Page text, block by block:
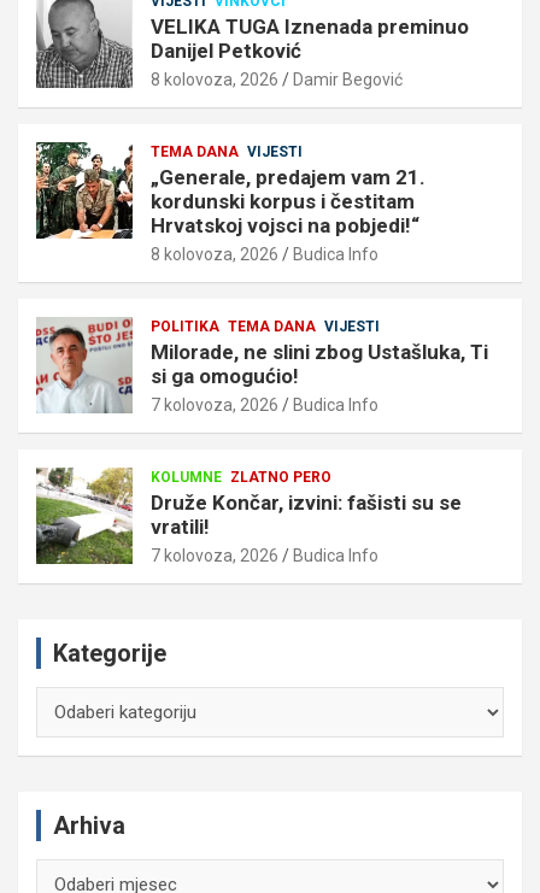
VELIKA TUGA Iznenada preminuo
Danijel Petković
8 kolovoza, 2026 Damir Begović
TEMA DANA VIJESTI
„Generale, predajem vam 21.
kordunski korpus i čestitam
Hrvatskoj vojsci na pobjedi!“
8 kolovoza, 2026 Budica Info
POLITIKA TEMA DANA VIJESTI
Milorade, ne slini zbog Ustašluka, Ti
si ga omogućio!
7 kolovoza, 2026 Budica Info
KOLUMNE ZLATNO PERO
Druže Končar, izvini: fašisti su se
vratili!
7 kolovoza, 2026 Budica Info
Kategorije
Arhiva